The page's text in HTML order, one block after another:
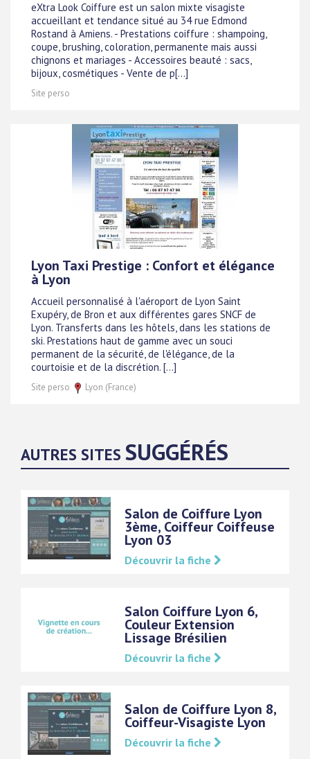
eXtra Look Coiffure est un salon mixte visagiste
accueillant et tendance situé au 34 rue Edmond
Rostand à Amiens. - Prestations coiffure : shampoing,
coupe, brushing, coloration, permanente mais aussi
chignons et mariages - Accessoires beauté : sacs,
bijoux, cosmétiques - Vente de p[...]
Site perso
Lyon Taxi Prestige : Confort et élégance
à Lyon
Accueil personnalisé à l'aéroport de Lyon Saint
Exupéry, de Bron et aux différentes gares SNCF de
Lyon. Transferts dans les hôtels, dans les stations de
ski. Prestations haut de gamme avec un souci
permanent de la sécurité, de l'élégance, de la
courtoisie et de la discrétion. [...]
Site perso Lyon (France)
AUTRES SITES SUGGÉRÉS
Salon de Coiffure Lyon
3ème, Coiffeur Coiffeuse
Lyon 03
Découvrir la fiche
Salon Coiffure Lyon 6,
Couleur Extension
Lissage Brésilien
Découvrir la fiche
Salon de Coiffure Lyon 8,
Coiffeur-Visagiste Lyon
Découvrir la fiche